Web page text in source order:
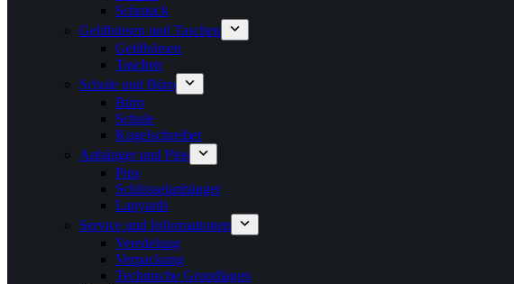
Schmuck
Geldbörsen und Taschen
Geldbörsen
Taschen
Schule und Büro
Büro
Schule
Kugelschreiber
Anhänger und Pins
Pins
Schlüsselanhänger
Lanyards
Service und Informationen
Veredelung
Verpackung
Technische Grundlagen